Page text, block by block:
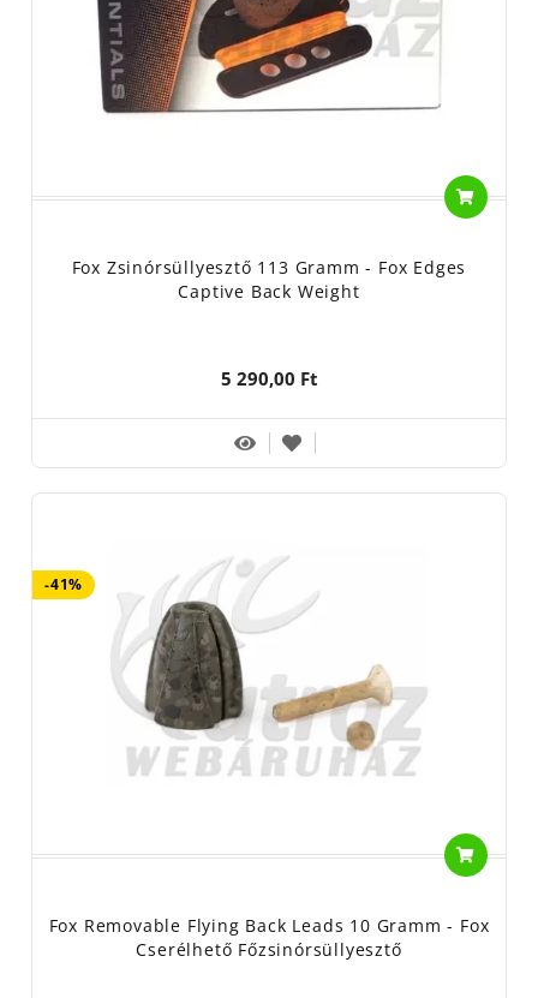
Fox Zsinórsüllyesztő 113 Gramm - Fox Edges
Captive Back Weight
5 290,00 Ft
-41%
Fox Removable Flying Back Leads 10 Gramm - Fox
Cserélhető Főzsinórsüllyesztő